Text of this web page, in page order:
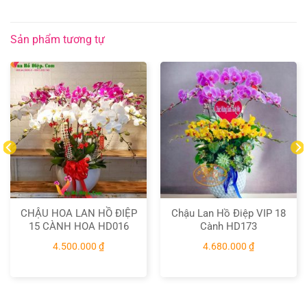
Sản phẩm tương tự
CHẬU HOA LAN HỒ ĐIỆP
15 CÀNH HOA HD016
4.500.000 ₫
Chậu Lan Hồ Điệp VIP 18
Cành HD173
4.680.000 ₫